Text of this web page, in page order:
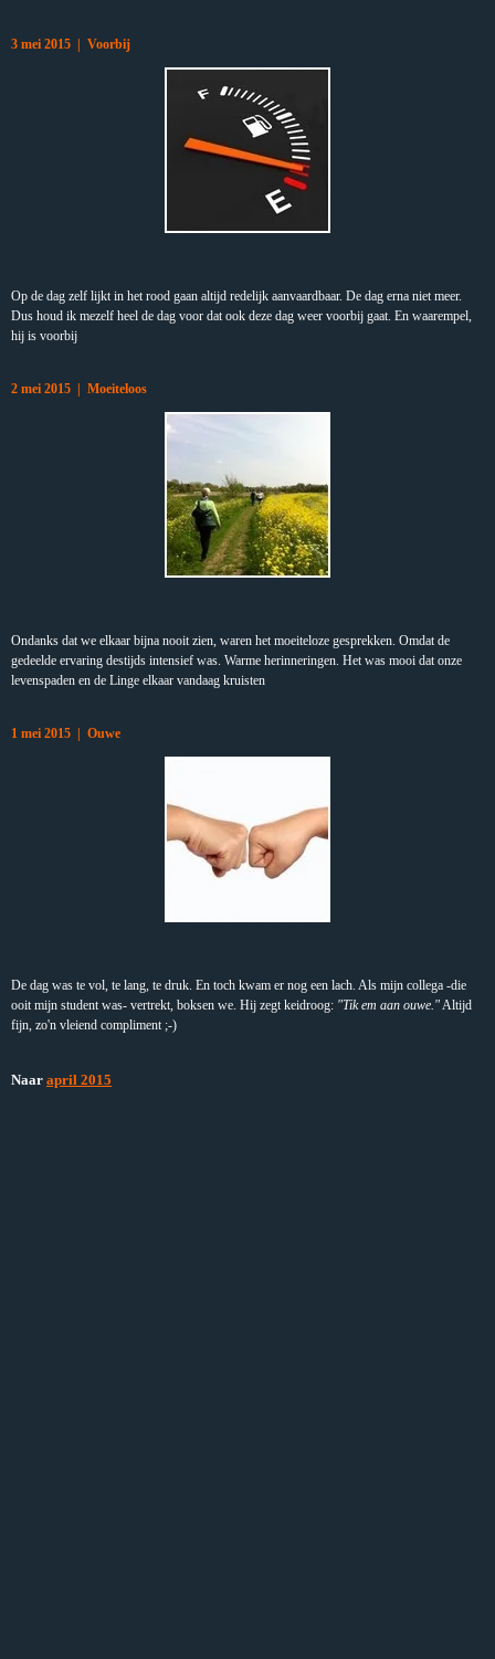
3 mei 2015 | Voorbij
Op de dag zelf lijkt in het rood gaan altijd redelijk aanvaardbaar. De dag erna niet meer.
Dus houd ik mezelf heel de dag voor dat ook deze dag weer voorbij gaat. En waarempel,
hij is voorbij
2 mei 2015 | Moeiteloos
Ondanks dat we elkaar bijna nooit zien, waren het moeiteloze gesprekken. Omdat de
gedeelde ervaring destijds intensief was. Warme herinneringen. Het was mooi dat onze
levenspaden en de Linge elkaar vandaag kruisten
1 mei 2015 | Ouwe
De dag was te vol, te lang, te druk. En toch kwam er nog een lach. Als mijn collega -die
ooit mijn student was- vertrekt, boksen we. Hij zegt keidroog: "Tik em aan ouwe."Altijd
fijn, zo'n vleiend compliment ;-)
Naar april 2015